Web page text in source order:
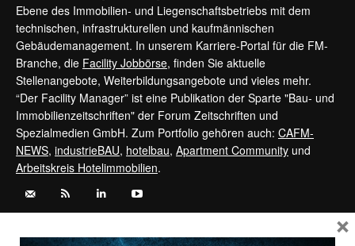
Ebene des Immobilien- und Liegenschaftsbetriebs mit dem
technischen, infrastrukturellen und kaufmännischen
Gebäudemanagement. In unserem Karriere-Portal für die FM-
Branche, die Facility Jobbörse, finden Sie aktuelle
Stellenangebote, Weiterbildungsangebote und vieles mehr.
“Der Facility Manager” ist eine Publikation der Sparte "Bau- und
Immobilienzeitschriften" der Forum Zeitschriften und
Spezialmedien GmbH. Zum Portfolio gehören auch: CAFM-
NEWS, industrieBAU, hotelbau, Apartment Community und
Arbeitskreis Hotelimmobilien.
Kontaktieren Sie uns:service@forum-zeitschriften.de ×